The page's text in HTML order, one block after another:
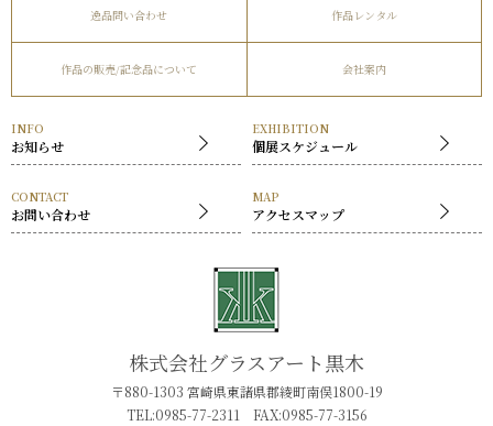
社長挨拶
逸品問い合わせ 作品レンタル
作品の販売/記念品について 会社案内
INFO
お知らせ
EXHIBITION
個展スケジュール
CONTACT
お問い合わせ
MAP
アクセスマップ
株式会社グラスアート黒木
〒880-1303 宮崎県東諸県郡綾町南俣1800-19
TEL:0985-77-2311 FAX:0985-77-3156